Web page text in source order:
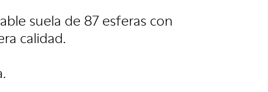
suela de 87 esferas con
calidad.